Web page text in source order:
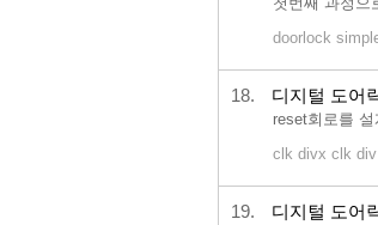
doorlock
18. 디지털 도어
reset회로를
clk divx clk div
19. 디지털 도어